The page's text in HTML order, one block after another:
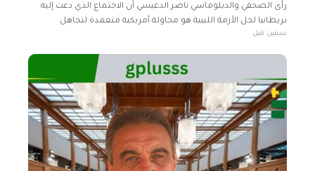
رأى الصحفي والدبلوماسي ناصر الدعيسي أن الاجتماع الذي دعت إليه
بريطانيا لحل الأزمة الليبية هو محاولة أمريكية متعمدة لتجاهل
الأطراف الليبية. ورجح الدعيسي في تصريحات تلفزيونية لفضائية "بوابة
سنتين قبل